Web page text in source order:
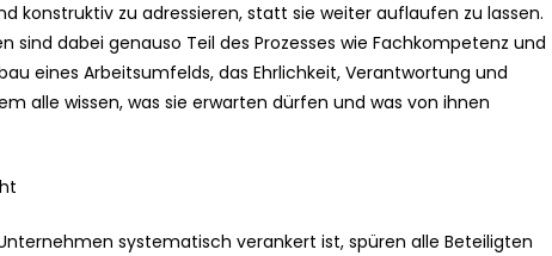
konstruktiv zu adressieren, statt sie weiter auflaufen zu lassen.
sind dabei genauso Teil des Prozesses wie Fachkompetenz und
eines Arbeitsumfelds, das Ehrlichkeit, Verantwortung und
alle wissen, was sie erwarten dürfen und was von ihnen
systematisch verankert ist, spüren alle Beteiligten